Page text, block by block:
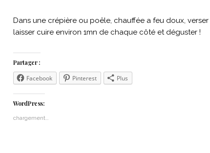
Dans une crépière ou poêle, chauffée a feu doux,
laisser cuire environ 1mn de chaque côté et déguster !
Partager :
Facebook Pinterest Plus
WordPress:
chargement…